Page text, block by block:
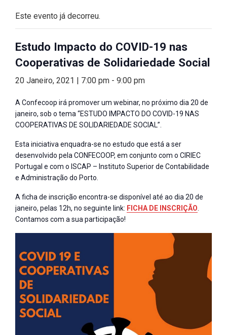
Este evento já decorreu.
Estudo Impacto do COVID-19 nas
Cooperativas de Solidariedade Social
20 Janeiro, 2021 | 7:00 pm - 9:00 pm
A Confecoop irá promover um webinar, no próximo dia 20 de
janeiro, sob o tema “ESTUDO IMPACTO DO COVID-19 NAS
COOPERATIVAS DE SOLIDARIEDADE SOCIAL”.
Esta iniciativa enquadra-se no estudo que está a ser
desenvolvido pela CONFECOOP, em conjunto com o CIRIEC
Portugal e com o ISCAP – Instituto Superior de Contabilidade
e Administração do Porto.
A ficha de inscrição encontra-se disponível até ao dia 20 de
janeiro, pelas 12h, no seguinte link: FICHA DE INSCRIÇÃO
Contamos com a sua participação!